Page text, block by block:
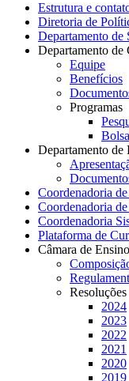
Estrutura e
Diretoria de
Departamento de
Departamento de
Equipe
Benefícios
Programas
Departamento de
Coordenadoria
Coordenadoria
Coordenadoria
Plataforma de
Câmara de Ensino
Resoluções
2024
2023
2022
2021
2020
2019